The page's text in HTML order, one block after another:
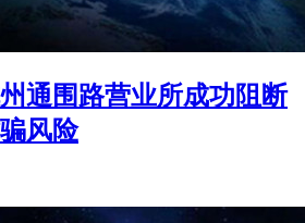
通围路营业所成功阻断
风险